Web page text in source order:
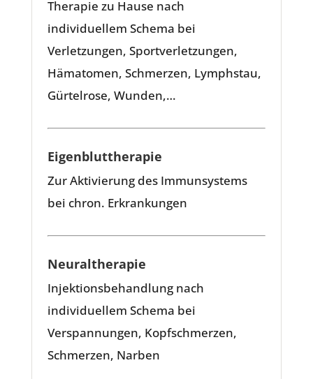
Therapie zu Hause nach
individuellem Schema bei
Verletzungen, Sportverletzungen,
Hämatomen, Schmerzen, Lymphstau,
Gürtelrose, Wunden,…
Eigenbluttherapie
Zur Aktivierung des Immunsystems
bei chron. Erkrankungen
Neuraltherapie
Injektionsbehandlung nach
individuellem Schema bei
Verspannungen, Kopfschmerzen,
Schmerzen, Narben